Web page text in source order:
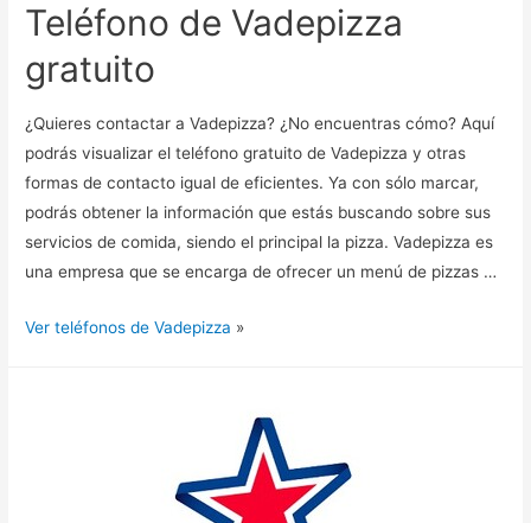
Teléfono de Vadepizza
gratuito
¿Quieres contactar a Vadepizza? ¿No encuentras cómo? Aquí
podrás visualizar el teléfono gratuito de Vadepizza y otras
formas de contacto igual de eficientes. Ya con sólo marcar,
podrás obtener la información que estás buscando sobre sus
servicios de comida, siendo el principal la pizza. Vadepizza es
una empresa que se encarga de ofrecer un menú de pizzas …
Ver teléfonos de Vadepizza »